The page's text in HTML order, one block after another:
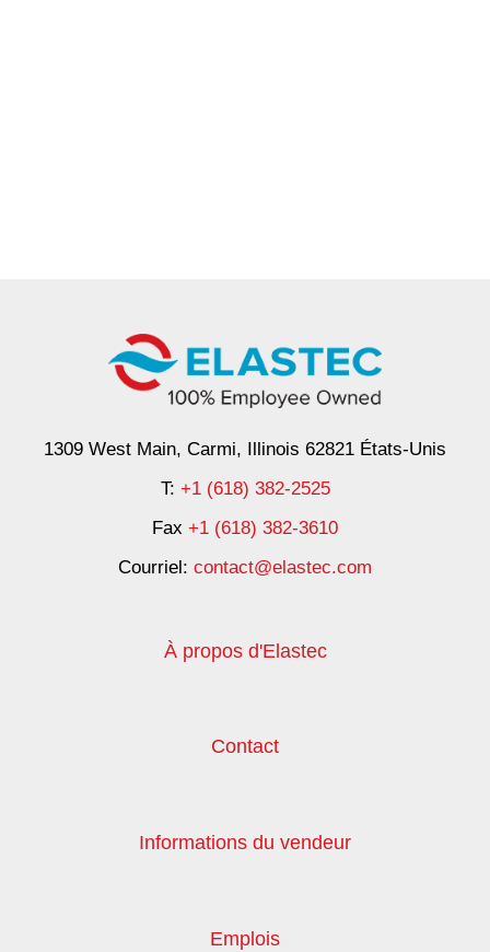
1309 West Main, Carmi, Illinois 62821 États-Unis
T: +1 (618) 382-2525
Fax +1 (618) 382-3610
Courriel: contact@elastec.com
À propos d'Elastec
Contact
Informations du vendeur
Emplois